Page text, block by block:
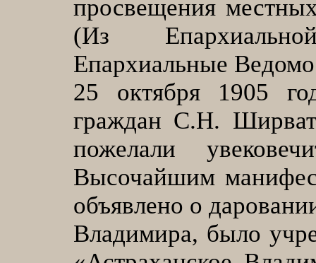
просвещения
(Из
Епархиальные
25 октября 1905
граждан С.Н.
пожелали
Высочайшим
объявлено о
Владимира, было